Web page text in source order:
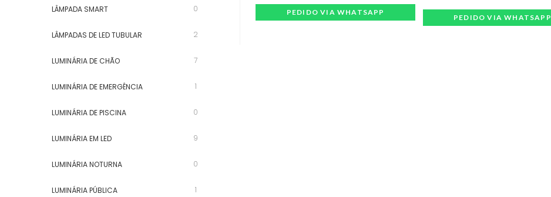
PEDIDO VIA WHATSAPP
PEDIDO VIA WHATSAPP
LÂMPADA SMART 0
LÂMPADAS DE LED TUBULAR 2
LUMINÁRIA DE CHÃO 7
LUMINÁRIA DE EMERGÊNCIA 1
LUMINÁRIA DE PISCINA 0
LUMINÁRIA EM LED 9
LUMINÁRIA NOTURNA 0
LUMINÁRIA PÚBLICA 1